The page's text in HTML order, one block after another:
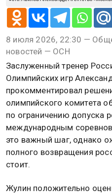
8 июля 2026, 22:30 —
новостей — ОСН
Заслуженный тренер
Олимпийских игр
прокомментировал
олимпийского комитета
по ограничению допуска
международным
это важный шаг, однако
полного возвращения
стоит.
Жулин положительно